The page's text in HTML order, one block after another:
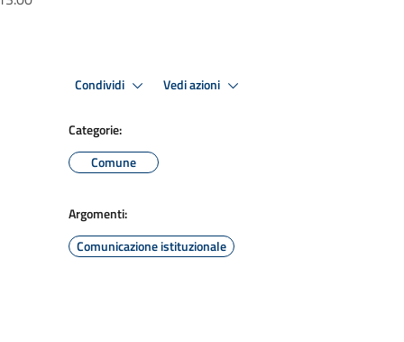
Condividi Vedi azioni
Categorie:
Comune
Argomenti:
Comunicazione istituzionale